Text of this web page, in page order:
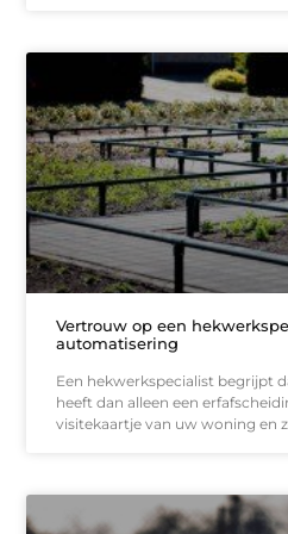
Vertrouw op een
automatisering
Een hekwerkspecialist begrijpt
heeft dan alleen een
visitekaartje van uw woning en